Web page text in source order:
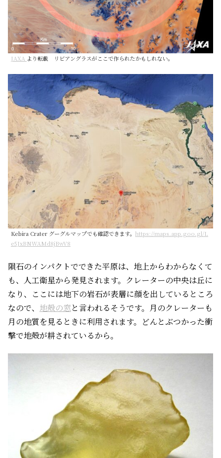
JAXA より転載 リビアングラスがここで作られたかもしれない。
Kebira Crater グーグルマップでも確認できます。 https://maps.app.goo.gl/L
e5JxBNWAMd8jBwV8
隕石のインパクトでできた平原は、地上からわからなくて
も、人工衛星から発見されます。クレーターの中央は丘に
なり、ここには地下の岩石が表層に顔を出しているところ
なので、 地殻の窓と言われるそうです。月のクレーターも
月の地質を見るときに利用されます。どんとぶつかった衝
撃で地殻が耕されているから。